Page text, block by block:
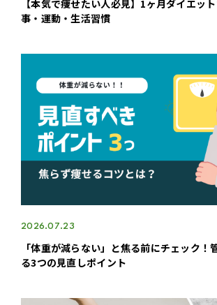
【本気で痩せたい人必見】1ヶ月ダイエッ
事・運動・生活習慣
2026.07.23
「体重が減らない」と焦る前にチェック！
る3つの見直しポイント